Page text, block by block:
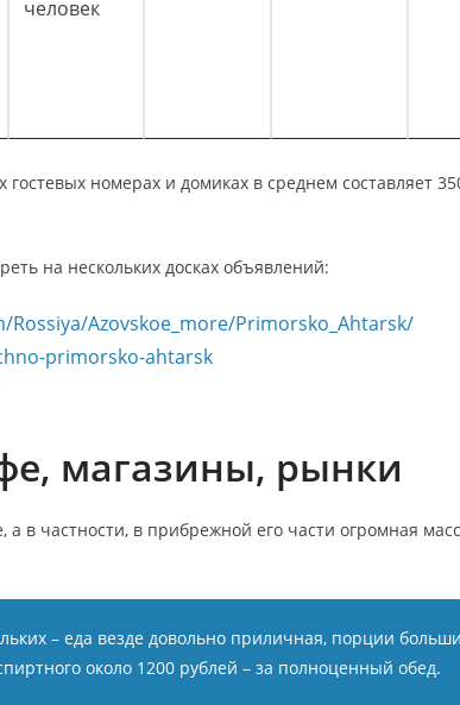
человек
номерах и домиках в среднем составляет
на нескольких досках объявлений:
Azovskoe_more/Primorsko_Ahtarsk/
primorsko-ahtarsk
магазины, рынки
а в частности, в прибрежной его части огромная
– еда везде довольно приличная, порции
около 1200 рублей – за полноценный обед.